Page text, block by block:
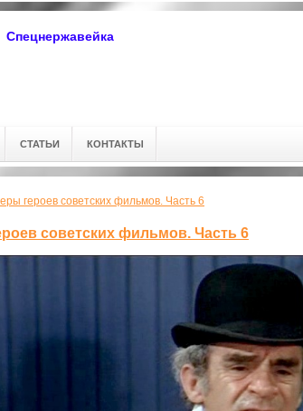
Спецнержавейка
СТАТЬИ КОНТАКТЫ
героев советских фильмов. Часть 6
советских фильмов. Часть 6